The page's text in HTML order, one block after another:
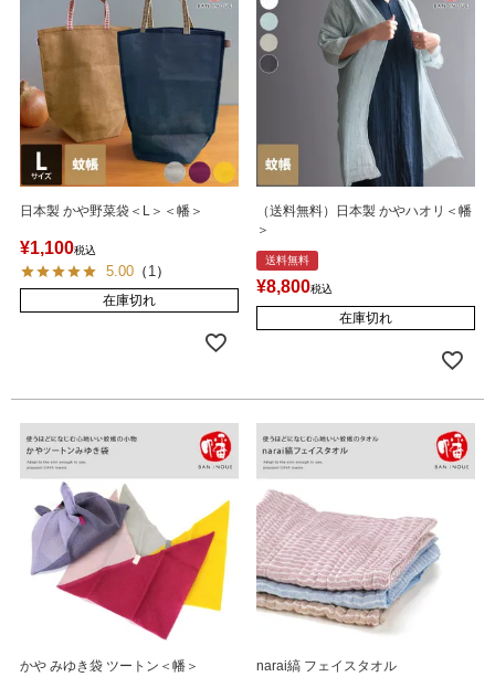
日本製 かや野菜袋＜L＞＜幡＞
¥1,100税込
5.00 （ 1）
在庫切れ
（送料無料）日本製 かやハオリ＜幡
＞
送料無料
¥8,800税込
在庫切れ
かや みゆき袋 ツートン＜幡＞ narai縞 フェイスタオル